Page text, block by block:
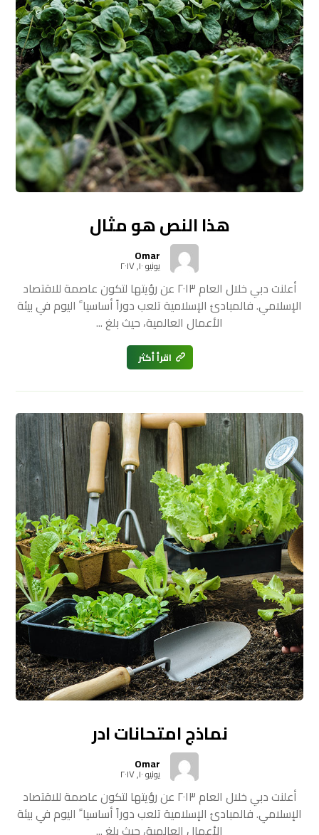
هذا النص هو مثال
Omar
يونيو ١٠, ٢٠١٧
أعلنت دبي خلال العام ٢٠١٣ عن رؤيتها لتكون عاصمة للاقتصاد
الإسلامي. فالمبادئ الإسلامية تلعب دوراً أساسيا ً اليوم في بيئة
الأعمال العالمية، حيث بلغ ...
اقرأ أكثر
نماذج امتحانات ادر
Omar
يونيو ١٠, ٢٠١٧
أعلنت دبي خلال العام ٢٠١٣ عن رؤيتها لتكون عاصمة للاقتصاد
الإسلامي. فالمبادئ الإسلامية تلعب دوراً أساسيا ً اليوم في بيئة
الأعمال العالمية، حيث بلغ ...